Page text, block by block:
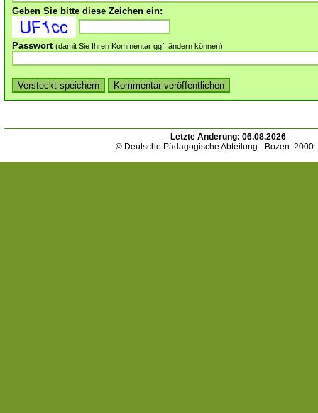
Geben Sie bitte diese Zeichen ein:
Passwort (damit Sie Ihren Kommentar ggf. ändern können)
Letzte Änderung: 06.08.2026
© Deutsche Pädagogische Abteilung - Bozen. 2000